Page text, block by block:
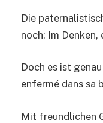
Die
noch: Im
Doch es ist
enfermé dans sa
Mit freundlichen